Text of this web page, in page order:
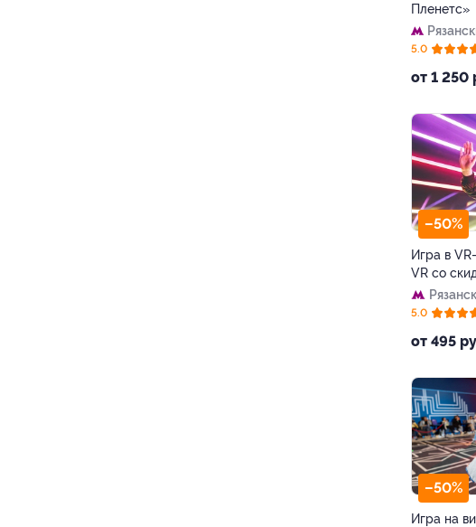
Пленетс»
от 1 250
5.0
–50%
Игра в
VR со
от 495
5.0
–50%
Игра на